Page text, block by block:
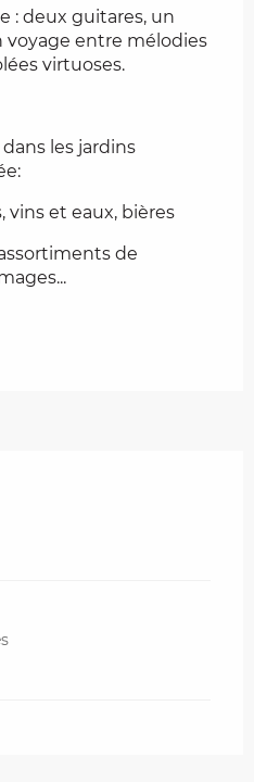
: deux guitares, un
entre mélodies
virtuoses.
les jardins
vins et eaux, bières
de